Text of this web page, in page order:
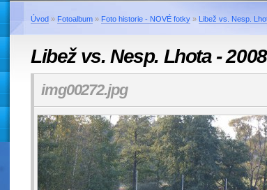
Úvod » Fotoalbum » Foto historie - NOVÉ fotky » Libež vs. Nesp.
Libež vs. Nesp. Lhota - 2008
img00272.jpg